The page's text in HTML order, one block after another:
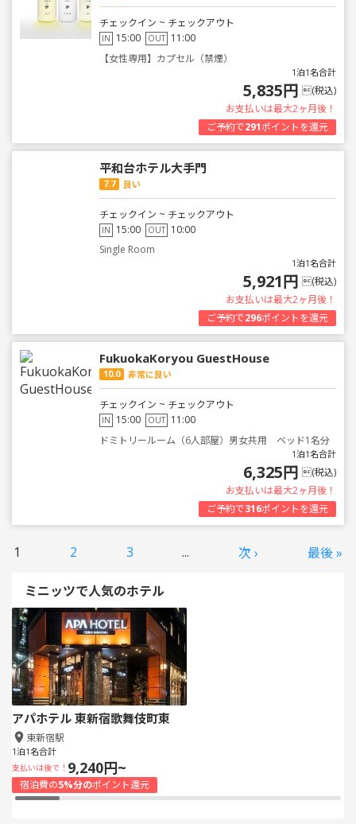
チェックイン ~ チェックアウト
IN 15:00 OUT 11:00
【女性専用】カプセル（禁煙）
1泊1名合計
5,835円 (税込)
お支払いは最大2ヶ月後！
ご予約で291ポイントを還元
平和台ホテル大手門
7.7 良い
チェックイン ~ チェックアウト
IN 15:00 OUT 10:00
Single Room
1泊1名合計
5,921円 (税込)
お支払いは最大2ヶ月後！
ご予約で296ポイントを還元
FukuokaKoryou GuestHouse
10.0 非常に良い
チェックイン ~ チェックアウト
IN 15:00 OUT 11:00
ドミトリールーム（6人部屋）男女共用 ベッド1名分
1泊1名合計
6,325円 (税込)
お支払いは最大2ヶ月後！
ご予約で316ポイントを還元
1 2 3 ... 次 › 最後 »
ミニッツで人気のホテル
アパホテル 東新宿歌舞伎町東
東新宿駅
1泊1名合計
支払いは後で！ 9,240円~
宿泊費の5%分のポイント還元